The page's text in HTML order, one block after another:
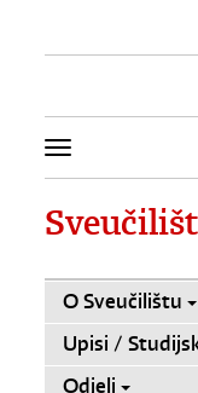
O Sveučilištu
Upisi /
Odjeli